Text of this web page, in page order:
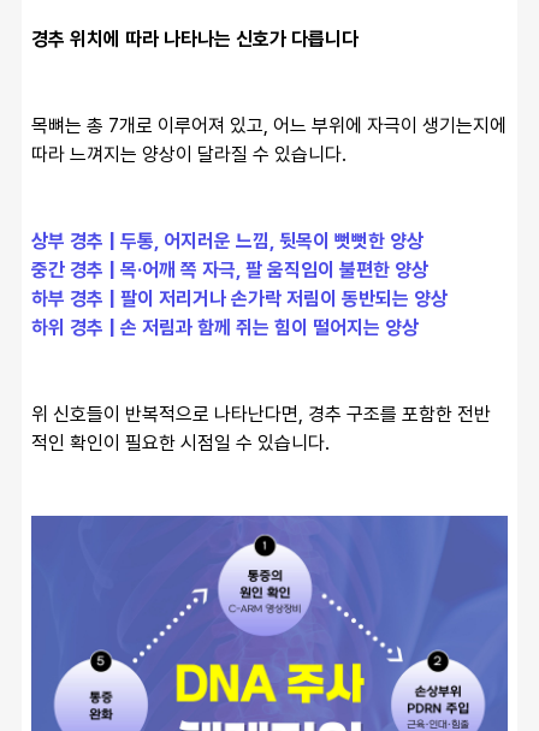
경추 위치에 따라 나타나는 신호가 다릅니다
목뼈는 총 7개로 이루어져 있고, 어느 부위에 자극이 생기는지에
따라 느껴지는 양상이 달라질 수 있습니다.
상부 경추 | 두통, 어지러운 느낌, 뒷목이 뻣뻣한 양상
중간 경추 | 목·어깨 쪽 자극, 팔 움직임이 불편한 양상
하부 경추 | 팔이 저리거나 손가락 저림이 동반되는 양상
하위 경추 | 손 저림과 함께 쥐는 힘이 떨어지는 양상
위 신호들이 반복적으로 나타난다면, 경추 구조를 포함한 전반
적인 확인이 필요한 시점일 수 있습니다.